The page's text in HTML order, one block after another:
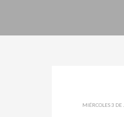
MIÉRCOLES 3